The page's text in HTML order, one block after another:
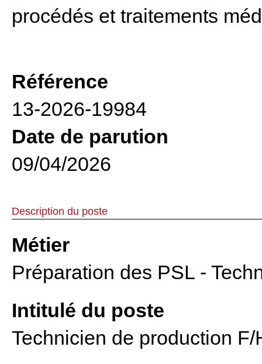
procédés et traitements
Référence
13-2026-19984
Date de parution
09/04/2026
Description du poste
Métier
Préparation des PSL -
Intitulé du poste
Technicien de production F/